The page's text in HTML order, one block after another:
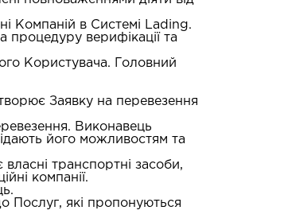
Компаній в Системі Lading.
верифікації та
Користувача. Головний
Заявку на перевезення
Виконавець
його можливостям та
транспортні засоби,
компанії.
Послуг, які пропонуються